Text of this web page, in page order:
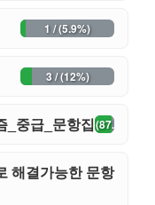
1 / (5.9%)
3 / (12%)
_중급_문항집34 / (87.2%)
해결가능한 문항
10 / (23.3%)